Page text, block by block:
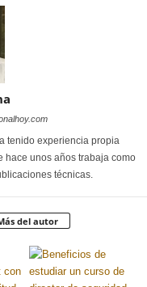
tenido experiencia propia
hace unos años trabaja como
técnicas.
del autor